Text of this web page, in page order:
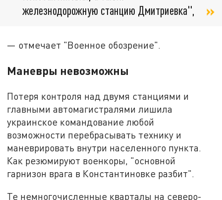
железнодорожную станцию Дмитриевка",
— отмечает "Военное обозрение".
Маневры невозможны
Потеря контроля над двумя станциями и
главными автомагистралями лишила
украинское командование любой
возможности перебрасывать технику и
маневрировать внутри населенного пункта.
Как резюмируют военкоры, "основной
гарнизон врага в Константиновке разбит".
Те немногочисленные кварталы на северо-